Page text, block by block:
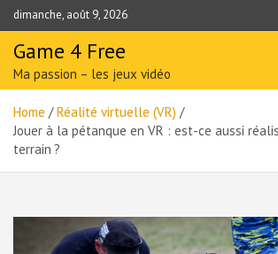
Skip
to
content
dimanche, août 9, 2026
Game 4 Free
Ma passion – les jeux vidéo
Home
Réalité virtuelle (VR)
Jouer à la pétanque en VR : est-ce aussi
terrain ?